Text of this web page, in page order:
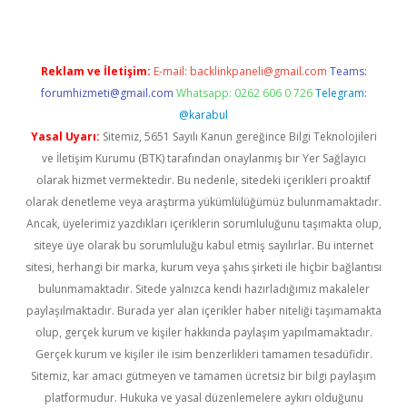
Reklam ve İletişim: E-mail: backlinkpaneli@gmail.com Teams:
forumhizmeti@gmail.com Whatsapp: 0262 606 0 726 Telegram:
@karabul
Yasal Uyarı: Sitemiz, 5651 Sayılı Kanun gereğince Bilgi Teknolojileri
ve İletişim Kurumu (BTK) tarafından onaylanmış bir Yer Sağlayıcı
olarak hizmet vermektedir. Bu nedenle, sitedeki içerikleri proaktif
olarak denetleme veya araştırma yükümlülüğümüz bulunmamaktadır.
Ancak, üyelerimiz yazdıkları içeriklerin sorumluluğunu taşımakta olup,
siteye üye olarak bu sorumluluğu kabul etmiş sayılırlar. Bu internet
sitesi, herhangi bir marka, kurum veya şahıs şirketi ile hiçbir bağlantısı
bulunmamaktadır. Sitede yalnızca kendi hazırladığımız makaleler
paylaşılmaktadır. Burada yer alan içerikler haber niteliği taşımamakta
olup, gerçek kurum ve kişiler hakkında paylaşım yapılmamaktadır.
Gerçek kurum ve kişiler ile isim benzerlikleri tamamen tesadüfidir.
Sitemiz, kar amacı gütmeyen ve tamamen ücretsiz bir bilgi paylaşım
platformudur. Hukuka ve yasal düzenlemelere aykırı olduğunu